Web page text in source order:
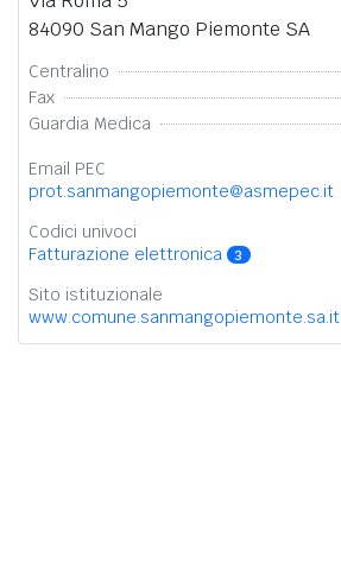
84090 San Mango Piemonte SA
Centralino
Fax
Guardia Medica
Email PEC
prot.sanmangopiemonte@asmepec.it
Codici univoci
Fatturazione elettronica
3
Sito istituzionale
www.comune.sanmangopiemonte.sa.it